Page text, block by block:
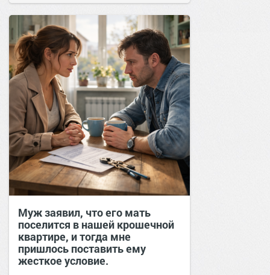
05 апр 2016
Муж заявил, что его мать
поселится в нашей крошечной
квартире, и тогда мне
пришлось поставить ему
жесткое условие.